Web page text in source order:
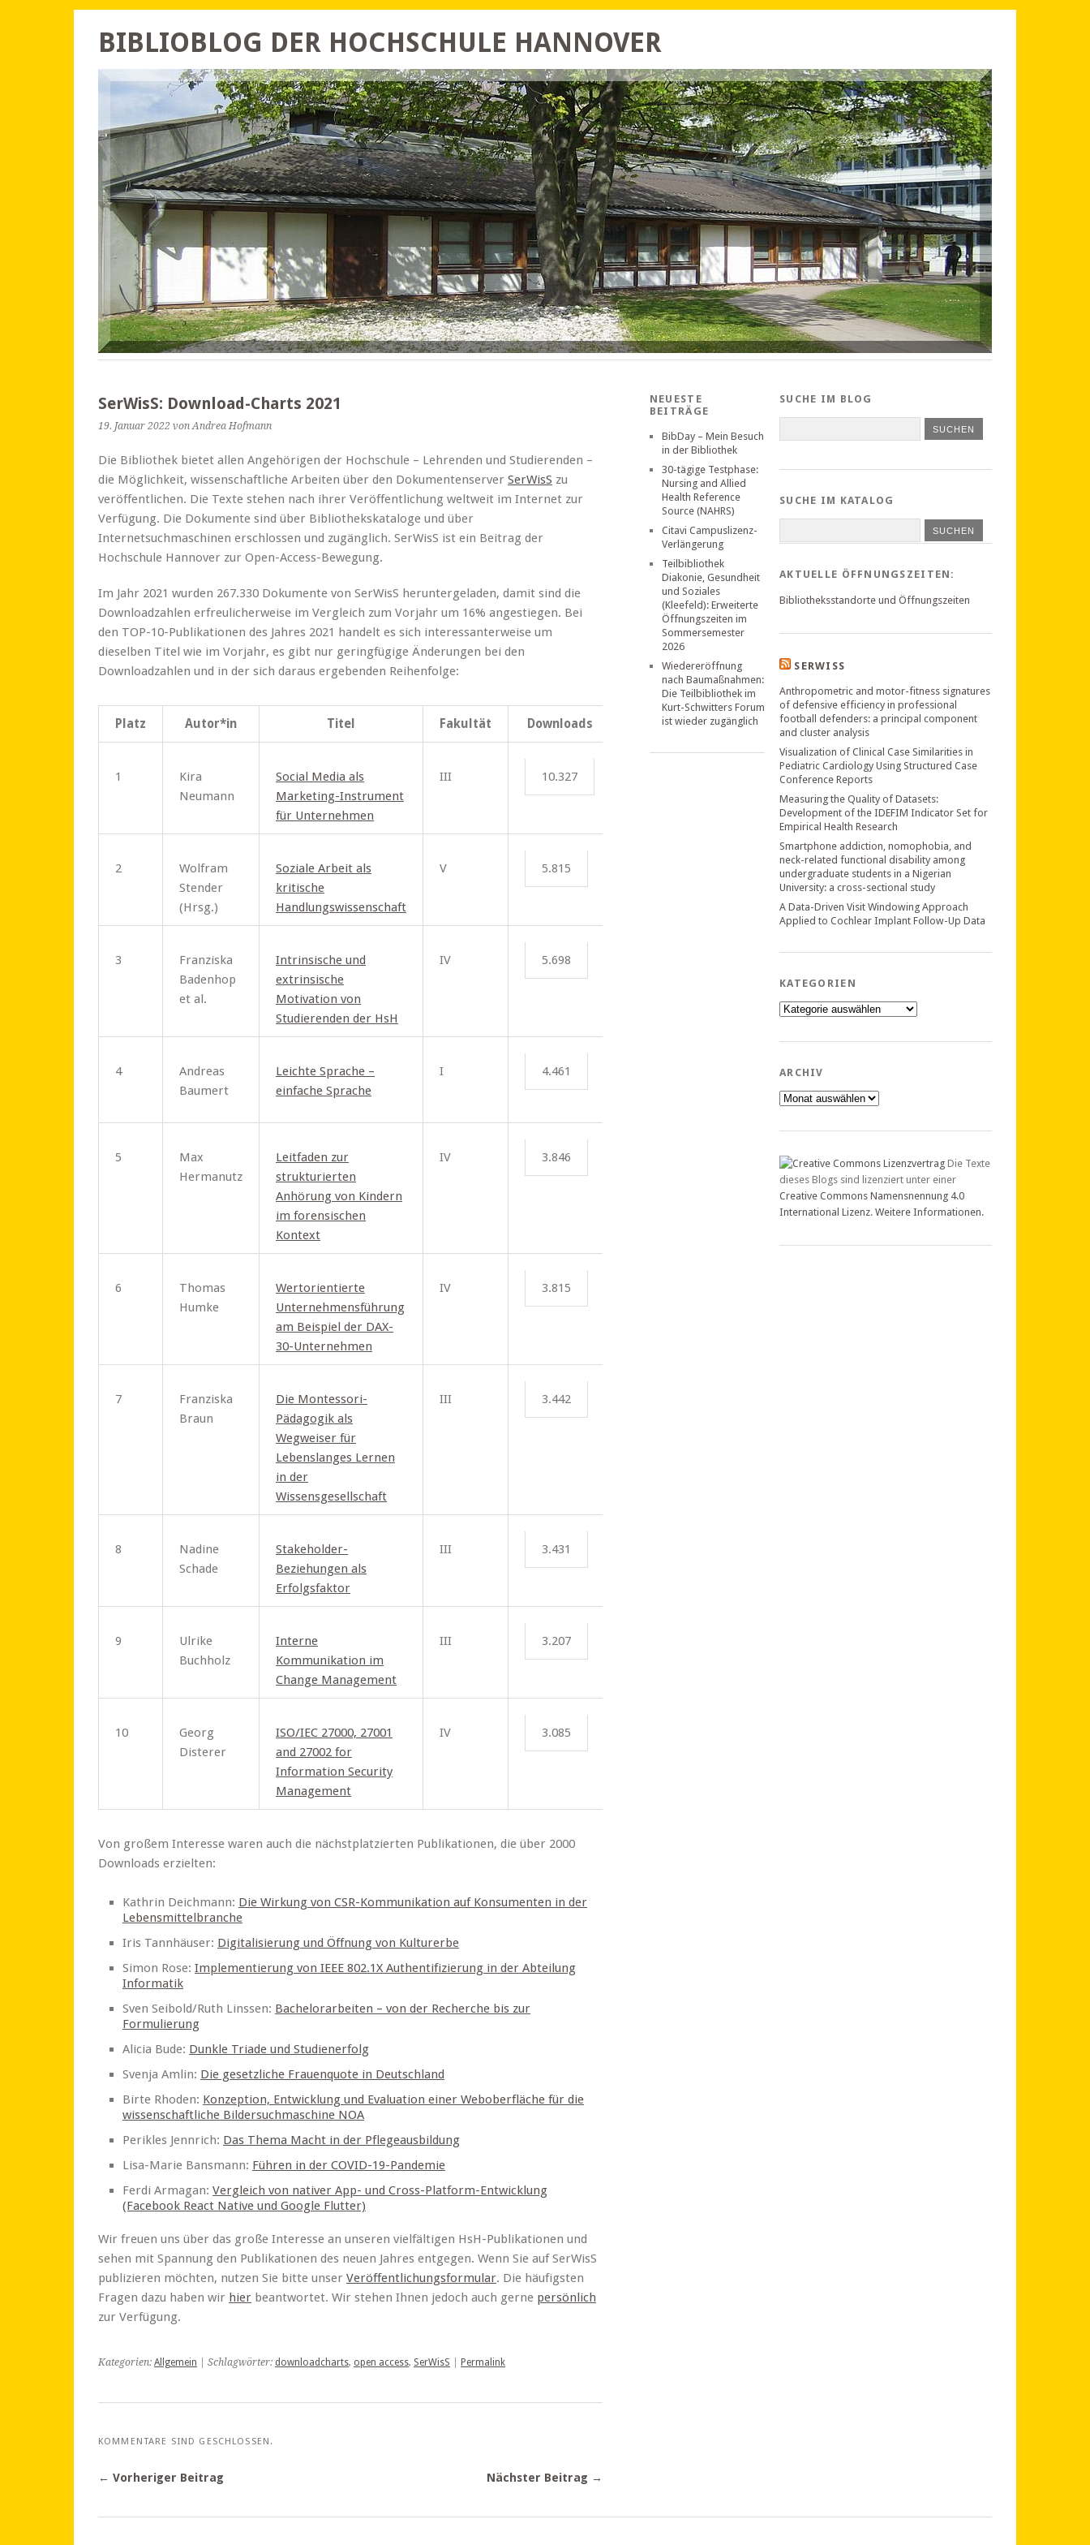
BIBLIOBLOG DER HOCHSCHULE HANNOVER
SerWisS: Download-Charts 2021
19. Januar 2022 von Andrea Hofmann
Die Bibliothek bietet allen Angehörigen der Hochschule – Lehrenden und Studierenden –
die Möglichkeit, wissenschaftliche Arbeiten über den Dokumentenserver SerWisS zu
veröffentlichen. Die Texte stehen nach ihrer Veröffentlichung weltweit im Internet zur
Verfügung. Die Dokumente sind über Bibliothekskataloge und über
Internetsuchmaschinen erschlossen und zugänglich. SerWisS ist ein Beitrag der
Hochschule Hannover zur Open-Access-Bewegung.
Im Jahr 2021 wurden 267.330 Dokumente von SerWisS heruntergeladen, damit sind die
Downloadzahlen erfreulicherweise im Vergleich zum Vorjahr um 16% angestiegen. Bei
den TOP-10-Publikationen des Jahres 2021 handelt es sich interessanterweise um
dieselben Titel wie im Vorjahr, es gibt nur geringfügige Änderungen bei den
Downloadzahlen und in der sich daraus ergebenden Reihenfolge:
Platz Autor*in Titel Fakultät Downloads
1
Kira
Neumann
Social Media als
Marketing-Instrument
für Unternehmen
III 10.327
2
Wolfram
Stender
(Hrsg.)
Soziale Arbeit als
kritische
Handlungswissenschaft
V 5.815
3
Franziska
Badenhop
et al.
Intrinsische und
extrinsische
Motivation von
Studierenden der HsH
IV 5.698
4
Andreas
Baumert
Leichte Sprache –
einfache Sprache
I 4.461
5
Max
Hermanutz
Leitfaden zur
strukturierten
Anhörung von Kindern
im forensischen
Kontext
IV 3.846
6
Thomas
Humke
Wertorientierte
Unternehmensführung
am Beispiel der DAX-
30-Unternehmen
IV 3.815
7
Franziska
Braun
Die Montessori-
Pädagogik als
Wegweiser für
Lebenslanges Lernen
in der
Wissensgesellschaft
III 3.442
8
Nadine
Schade
Stakeholder-
Beziehungen als
Erfolgsfaktor
III 3.431
9
Ulrike
Buchholz
Interne
Kommunikation im
Change Management
III 3.207
10
Georg
Disterer
ISO/IEC 27000, 27001
and 27002 for
Information Security
Management
IV 3.085
Von großem Interesse waren auch die nächstplatzierten Publikationen, die über 2000
Downloads erzielten:
Kathrin Deichmann: Die Wirkung von CSR-Kommunikation auf Konsumenten in der
Lebensmittelbranche
Iris Tannhäuser: Digitalisierung und Öffnung von Kulturerbe
Simon Rose: Implementierung von IEEE 802.1X Authentifizierung in der Abteilung
Informatik
Sven Seibold/Ruth Linssen: Bachelorarbeiten – von der Recherche bis zur
Formulierung
Alicia Bude: Dunkle Triade und Studienerfolg
Svenja Amlin: Die gesetzliche Frauenquote in Deutschland
Birte Rhoden: Konzeption, Entwicklung und Evaluation einer Weboberfläche für die
wissenschaftliche Bildersuchmaschine NOA
Perikles Jennrich: Das Thema Macht in der Pflegeausbildung
Lisa-Marie Bansmann: Führen in der COVID-19-Pandemie
Ferdi Armagan: Vergleich von nativer App- und Cross-Platform-Entwicklung
(Facebook React Native und Google Flutter)
Wir freuen uns über das große Interesse an unseren vielfältigen HsH-Publikationen und
sehen mit Spannung den Publikationen des neuen Jahres entgegen. Wenn Sie auf SerWisS
publizieren möchten, nutzen Sie bitte unser Veröffentlichungsformular. Die häufigsten
Fragen dazu haben wir hier beantwortet. Wir stehen Ihnen jedoch auch gerne persönlich
zur Verfügung.
Kategorien: Allgemein | Schlagwörter: downloadcharts, open access, SerWisS Permalink
KOMMENTARE SIND GESCHLOSSEN.
← Vorheriger Beitrag Nächster Beitrag →
NEUESTE
BEITRÄGE
BibDay – Mein Besuch
in der Bibliothek
30-tägige Testphase:
Nursing and Allied
Health Reference
Source (NAHRS)
Citavi Campuslizenz-
Verlängerung
Teilbibliothek
Diakonie, Gesundheit
und Soziales
(Kleefeld): Erweiterte
Öffnungszeiten im
Sommersemester
2026
Wiedereröffnung
nach Baumaßnahmen:
Die Teilbibliothek im
Kurt-Schwitters Forum
ist wieder zugänglich
SUCHE IM BLOG
SUCHE IM KATALOG
SUCHEN
AKTUELLE ÖFFNUNGSZEITEN:
Bibliotheksstandorte und Öffnungszeiten
SERWISS
Anthropometric and motor-fitness signatures
of defensive efficiency in professional
football defenders: a principal component
and cluster analysis
Visualization of Clinical Case Similarities in
Pediatric Cardiology Using Structured Case
Conference Reports
Measuring the Quality of Datasets:
Development of the IDEFIM Indicator Set for
Empirical Health Research
Smartphone addiction, nomophobia, and
neck-related functional disability among
undergraduate students in a Nigerian
University: a cross-sectional study
A Data-Driven Visit Windowing Approach
Applied to Cochlear Implant Follow-Up Data
KATEGORIEN
Kategorien
ARCHIV
Archiv
Die Texte
dieses Blogs sind lizenziert unter einer
Creative Commons Namensnennung 4.0
International Lizenz. Weitere Informationen.